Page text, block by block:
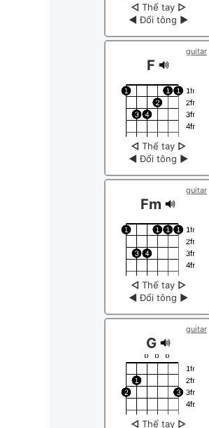
◁ Thế tay ▷
◀ Đổi tông ▶
guitar
F
◁ Thế tay ▷
◀ Đổi tông ▶
guitar
Fm
◁ Thế tay ▷
◀ Đổi tông ▶
guitar
G
◁ Thế tay ▷